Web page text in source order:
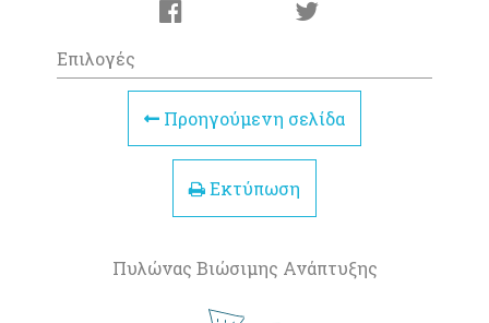
Επιλογές
Προηγούμενη σελίδα
Εκτύπωση
Πυλώνας Βιώσιμης Ανάπτυξης